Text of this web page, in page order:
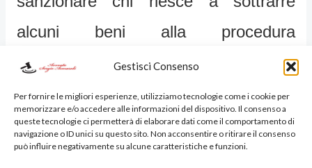
Gestisci Consenso
Per fornire le migliori esperienze, utilizziamo tecnologie come i cookie per
memorizzare e/o accedere alle informazioni del dispositivo. Il consenso a
queste tecnologie ci permetterà di elaborare dati come il comportamento di
navigazione o ID unici su questo sito. Non acconsentire o ritirare il consenso
può influire negativamente su alcune caratteristiche e funzioni.
alcuni beni alla procedura
concorsuale o semplicemente tenta di
fare ciò, il che porta a concludere che
il reato, con riferimento alle manovre
dirette a tale scopo, si perfeziona con